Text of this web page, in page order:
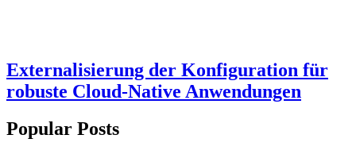
Externalisierung der Konfiguration für
robuste Cloud-Native Anwendungen
Popular Posts